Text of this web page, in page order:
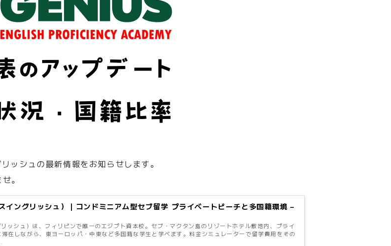
シュの最新情報をお知らせします。
。
ングリッシュ）｜コンドミニアム型セブ留学 プライベートビーチと多国籍環境 –
シュ）は、フィリピンで唯一のエジプト資本校。セブ・マクタン島のリゾートホテル敷地内、プライ
在しながら、東ヨーロッパ・中東など多国籍な学生と学べます。料金シミュレーターで留学費用をその